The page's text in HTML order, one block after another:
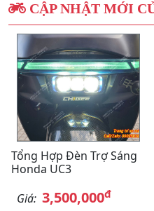
CẬP NHẬT MỚI
Tổng Hợp Đèn Trợ Sáng
Honda UC3
Giá: 3,500,000đ